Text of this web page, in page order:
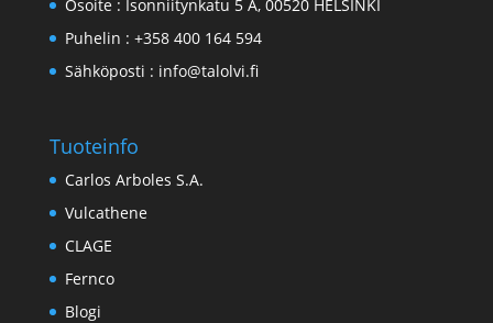
Osoite : Isonniitynkatu 5 A, 00520 HELSINKI
Puhelin : +358 400 164 594
Sähköposti : info@talolvi.fi
Tuoteinfo
Carlos Arboles S.A.
Vulcathene
CLAGE
Fernco
Blogi